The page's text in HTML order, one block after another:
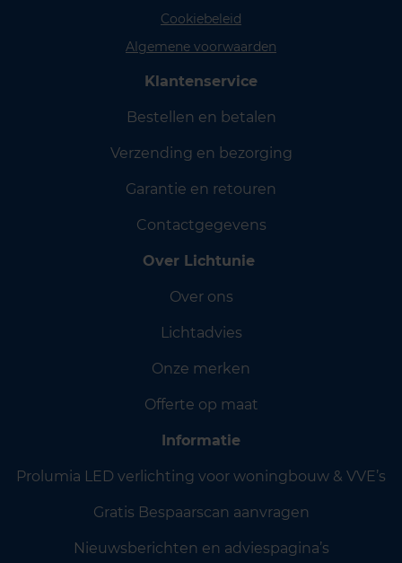
Cookiebeleid
Algemene voorwaarden
Klantenservice
Bestellen en betalen
Verzending en bezorging
Garantie en retouren
Contactgegevens
Over Lichtunie
Over ons
Lichtadvies
Onze merken
Offerte op maat
Informatie
Prolumia LED verlichting voor woningbouw & VVE’s
Gratis Bespaarscan aanvragen
Nieuwsberichten en adviespagina’s